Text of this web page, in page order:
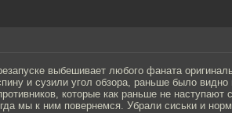
выбешивает любого фаната
и сузили угол обзора, раньше было видно
которые как раньше не наступают
мы к ним повернемся. Убрали сиськи и